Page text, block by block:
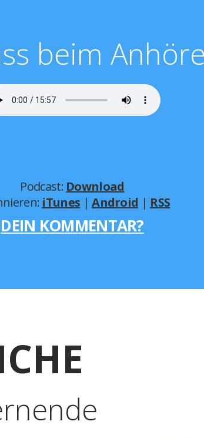
beim
Podcast: Download
iTunes |Android | RSS
DEIN KOMMENTAR?